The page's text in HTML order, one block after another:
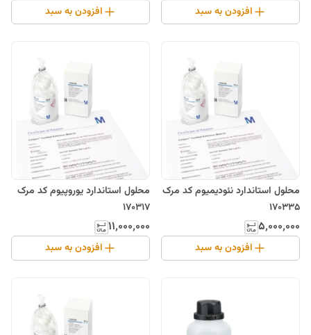
افزودن به سبد افزودن به سبد
محلول استاندارد نئودیمیوم کد مرک
170335
۵٬۰۰۰٬۰۰۰
افزودن به سبد
محلول استاندارد یوروپیوم کد مرک
170317
۱۱٬۰۰۰٬۰۰۰
افزودن به سبد